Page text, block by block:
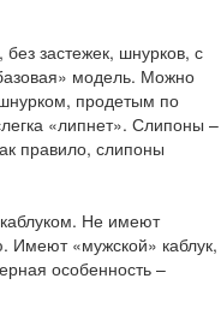
застежек, шнурков, с
модель. Можно
продетым по
«липнет». Слипоны –
правило, слипоны
Не имеют
Имеют «мужской» каблук,
особенность –